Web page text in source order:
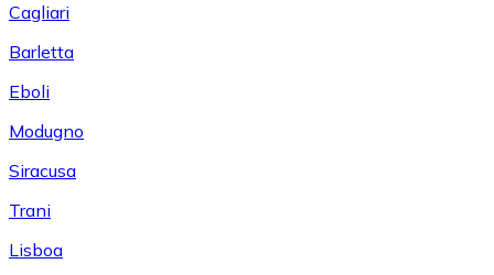
Cagliari
Barletta
Eboli
Modugno
Siracusa
Trani
Lisboa